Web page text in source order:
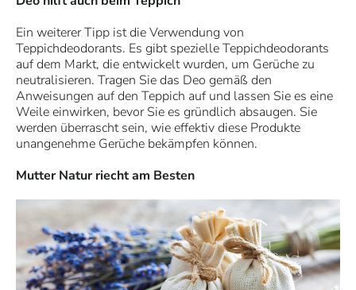
Ein weiterer Tipp ist die Verwendung von
Teppichdeodorants. Es gibt spezielle Teppichdeodorants
auf dem Markt, die entwickelt wurden, um Gerüche zu
neutralisieren. Tragen Sie das Deo gemäß den
Anweisungen auf den Teppich auf und lassen Sie es eine
Weile einwirken, bevor Sie es gründlich absaugen. Sie
werden überrascht sein, wie effektiv diese Produkte
unangenehme Gerüche bekämpfen können.
Mutter Natur riecht am Besten